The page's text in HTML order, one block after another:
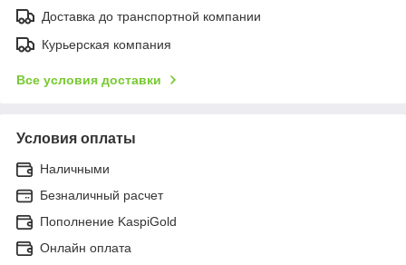
Доставка до транспортной компании
Курьерская компания
Все условия доставки
Условия оплаты
Наличными
Безналичный расчет
Пополнение KaspiGold
Онлайн оплата